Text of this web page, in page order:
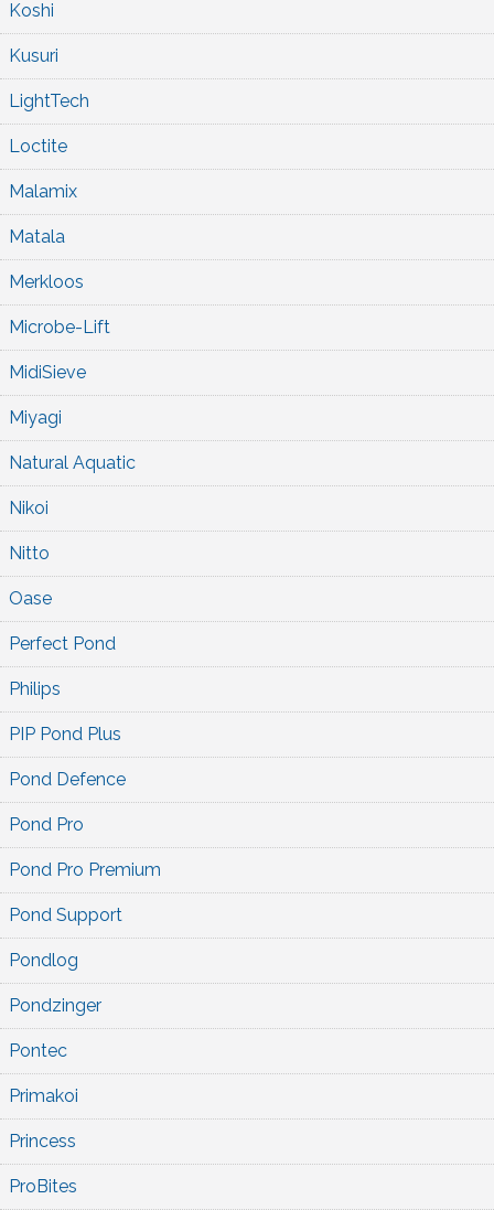
Koshi
Kusuri
LightTech
Loctite
Malamix
Matala
Merkloos
Microbe-Lift
MidiSieve
Miyagi
Natural Aquatic
Nikoi
Nitto
Oase
Perfect Pond
Philips
PIP Pond Plus
Pond Defence
Pond Pro
Pond Pro Premium
Pond Support
Pondlog
Pondzinger
Pontec
Primakoi
Princess
ProBites